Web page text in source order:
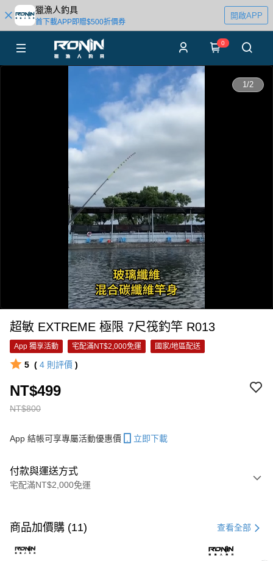
獵漁人釣具
首下載APP即贈$500折價券
開啟APP
0
/
1/2
超敏 EXTREME 極限 7尺筏釣竿 R013
App 獨享活動 宅配滿NT$2,000免運 國家/地區配送
5 ( 4 則評價 )
NT$800
NT$499
App 結帳可享專屬活動優惠價 立即下載
付款與運送方式
宅配滿NT$2,000免運
信用卡一次付款
信用卡分期付款
商品加價購 (11) 查看全部